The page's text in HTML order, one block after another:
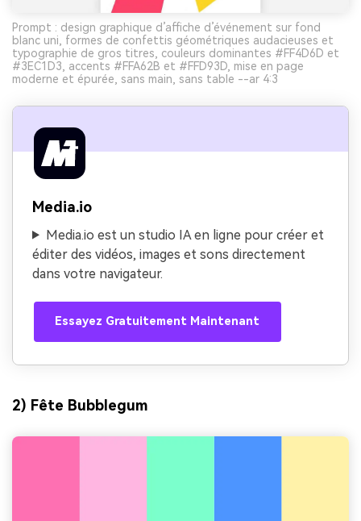
Prompt : design graphique d’affiche d’événement sur fond
blanc uni, formes de confettis géométriques audacieuses et
typographie de gros titres, couleurs dominantes #FF4D6D et
#3EC1D3, accents #FFA62B et #FFD93D, mise en page
moderne et épurée, sans main, sans table --ar 4:3
Media.io
Media.io est un studio IA en ligne pour créer et
éditer des vidéos, images et sons directement
dans votre navigateur.
Essayez Gratuitement Maintenant
2) Fête Bubblegum